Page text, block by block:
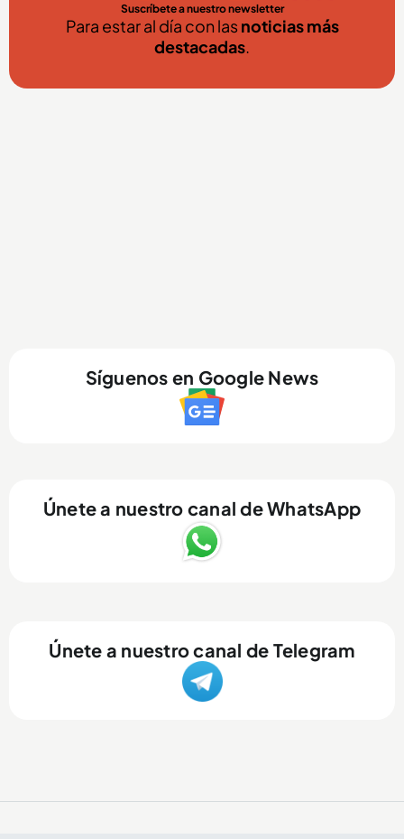
Suscríbete a nuestro newsletter
Para estar al día con lasnoticias más
destacadas.
Síguenos en Google News
Únete a nuestro canal de WhatsApp
Únete a nuestro canal de Telegram